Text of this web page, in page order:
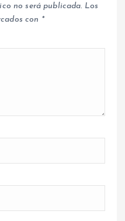
no será publicada. Los
con *